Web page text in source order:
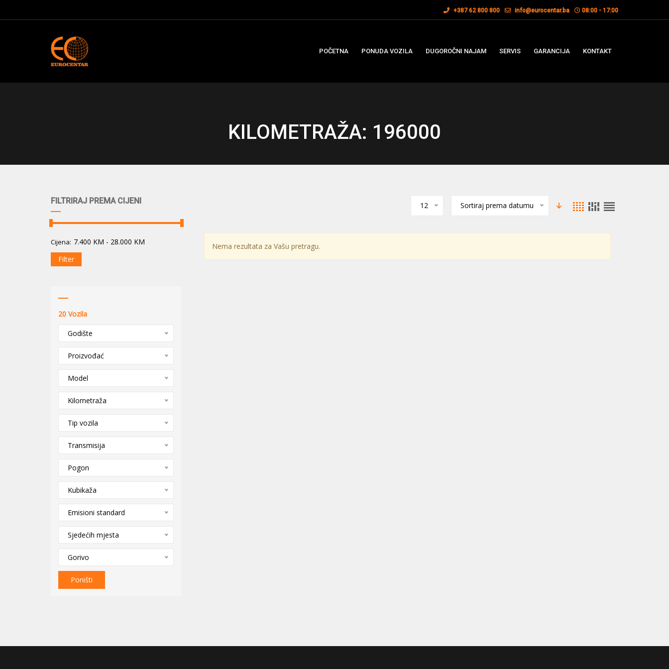
+387 62 800 800 info@eurocentar.ba 08:00 - 17:00
POČETNA PONUDA VOZILA DUGOROČNI NAJAM SERVIS GARANCIJA KONTAKT
KILOMETRAŽA: 196000
FILTRIRAJ PREMA CIJENI
Cijena: 7.400 KM - 28.000 KM
Filter
20 Vozila
Godište
Proizvođać
Model
Kilometraža
Tip vozila
Transmisija
Pogon
Kubikaža
Emisioni standard
Sjedećih mjesta
Gorivo
Poništi
12 Sortiraj prema datumu
Nema rezultata za Vašu pretragu.